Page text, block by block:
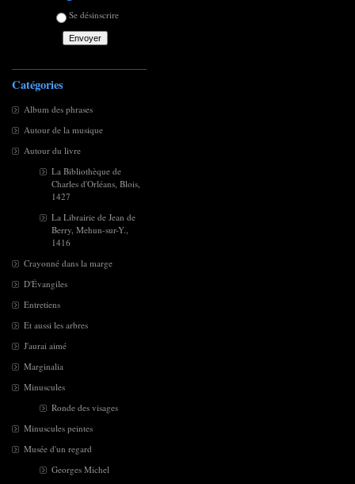
Se désinscrire
Catégories
Album des phrases
Autour de la musique
Autour du livre
La Bibliothèque de
Charles d'Orléans, Blois,
1427
La Librairie de Jean de
Berry, Mehun-sur-Y.,
1416
Crayonné dans la marge
D'Évangiles
Entretiens
Et aussi les arbres
J'aurai aimé
Marginalia
Minuscules
Ronde des visages
Minuscules peintes
Musée d'un regard
Georges Michel